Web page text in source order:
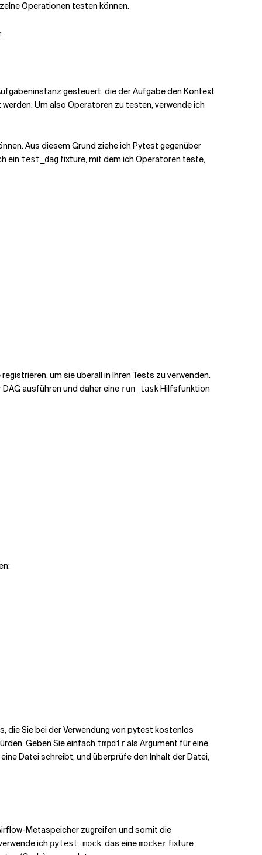
Operationen testen können.
gesteuert, die der Aufgabe den Kontext
Um also Operatoren zu testen, verwende ich
Aus diesem Grund ziehe ich Pytest gegenüber
ein test_dag fixture, mit dem ich Operatoren teste,
um sie überall in Ihren Tests zu verwenden.
ausführen und daher eine run_taskHilfsfunktion
die Sie bei der Verwendung von pytest kostenlos
Geben Sie einfach tmpdirals Argument für eine
Datei schreibt, und überprüfe den Inhalt der Datei,
Metaspeicher zugreifen und somit die
ich pytest-mock, das einemocker fixture